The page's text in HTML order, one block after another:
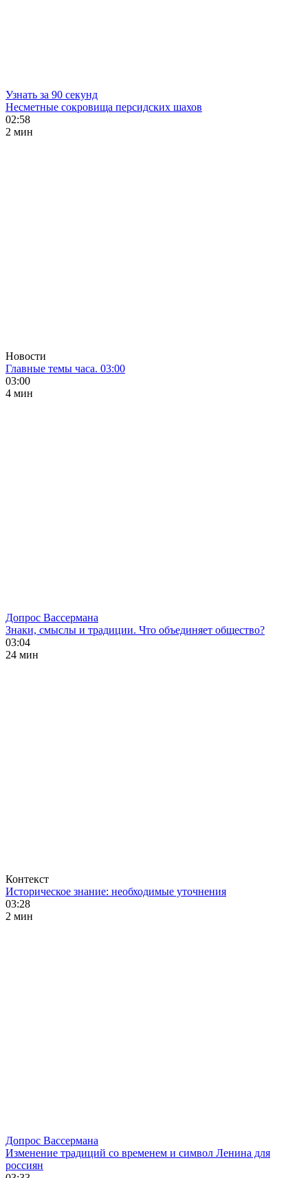
Узнать за 90 секунд
Несметные сокровища персидских шахов
02:58
2 мин
Новости
Главные темы часа. 03:00
03:00
4 мин
Допрос Вассермана
Знаки, смыслы и традиции. Что объединяет общество?
03:04
24 мин
Контекст
Историческое знание: необходимые уточнения
03:28
2 мин
Допрос Вассермана
Изменение традиций со временем и символ Ленина для
россиян